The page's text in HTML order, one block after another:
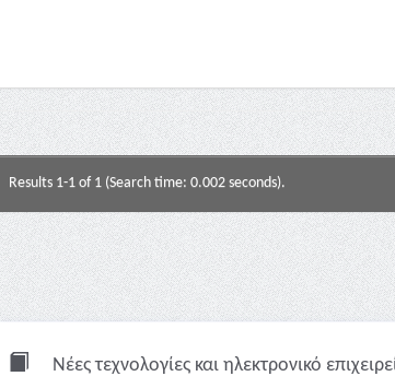
Results 1-1 of 1 (Search time: 0.002 seconds).
Νέες τεχνολογίες και ηλεκτρονικό